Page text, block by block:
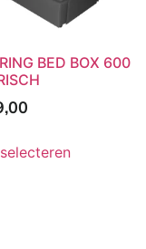
BED BOX 600